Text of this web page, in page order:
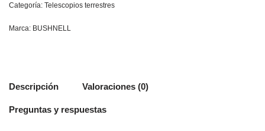
Categoría: Telescopios terrestres
Marca: BUSHNELL
Descripción Valoraciones (0)
Preguntas y respuestas